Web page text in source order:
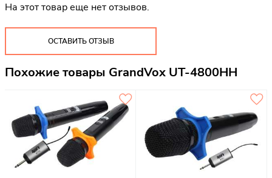
На этот товар еще нет отзывов.
ОСТАВИТЬ ОТЗЫВ
Похожие товары GrandVox UT-4800HH